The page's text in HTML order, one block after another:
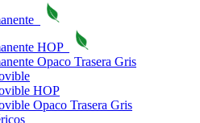
HOP
Opaco Trasera Gris
HOP
Opaco Trasera Gris